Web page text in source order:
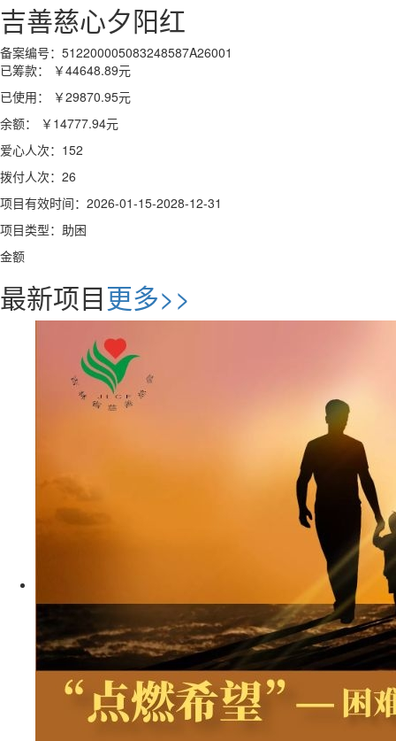
吉善慈心夕阳红
备案编号：512200005083248587A26001
已筹款：
￥44648.89元
已使用：
￥29870.95元
余额：
￥14777.94元
爱心人次：152
拨付人次：26
项目有效时间：2026-01-15-2028-12-31
项目类型：助困
金额
最新项目更多>>